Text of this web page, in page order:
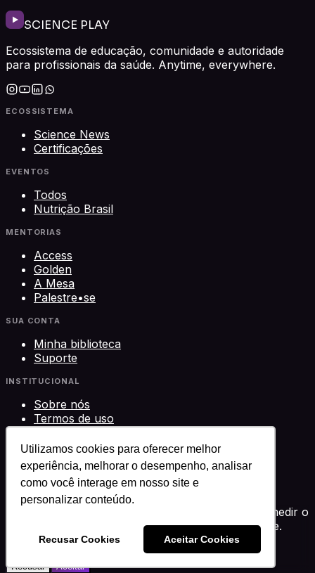
Utilizamos cookies para oferecer melhor
experiência, melhorar o desempenho, analisar
como você interage em nosso site e
personalizar conteúdo.
Recusar Cookies Aceitar Cookies
SCIENCE PLAY
Ecossistema de educação, comunidade e autoridade
para profissionais da saúde. Anytime, everywhere.
ECOSSISTEMA
Science News
Certificações
EVENTOS
Todos
Nutrição Brasil
MENTORIAS
Access
Golden
A Mesa
Palestre•se
SUA CONTA
Minha biblioteca
Suporte
INSTITUCIONAL
Sobre nós
Termos de uso
Privacidade
Contato
2026Science Play Cursos LTDA · CNPJ
33.612.911/0001-29 · Brasília, DFScience Play®
Usamos cookies para melhorar sua experiência, medir o
desempenho e personalizar conteúdo. Você decide.
Política de privacidade
Recusar Aceitar